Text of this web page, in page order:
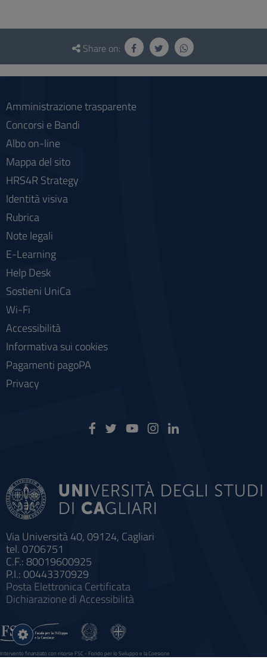
Questionnaire
social
Share on:
Via Università 40, 09124, Cagliari
tel. 0706751
C.F.: 80019600925
P.I.: 00443370929
Posta Elettronica Certificata
Dichiarazione di Accessibilità
Amministrazione trasparente
Concorsi e Bandi
Albo on-line
Mappa del sito
HRS4R Strategy
Identità visiva
Rubrica
Note legali
E-Learning
Help Desk
Sostieni UniCa
Wi-Fi
Accessibilità
Informativa sui cookies
Pagamenti pagoPA
Privacy
Intervento finanziato con risorse FSC - Fondo per lo Sviluppo e la Coesione
Sistema informatico gestionale integrato a supporto della didattica e della ricerca e potenziamento dei servizi online
Impostazioni
cookie